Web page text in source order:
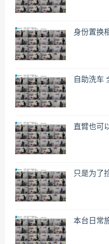
身份置换
自助洗车
直臂也可
只是为了
本台日常